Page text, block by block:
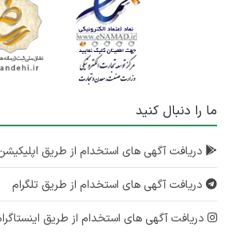
ما را دنبال کنید
دریافت آگهی های استخدام از طریق
دریافت آگهی های استخدام از طریق تلگرام
دریافت آگهی های استخدام از طریق